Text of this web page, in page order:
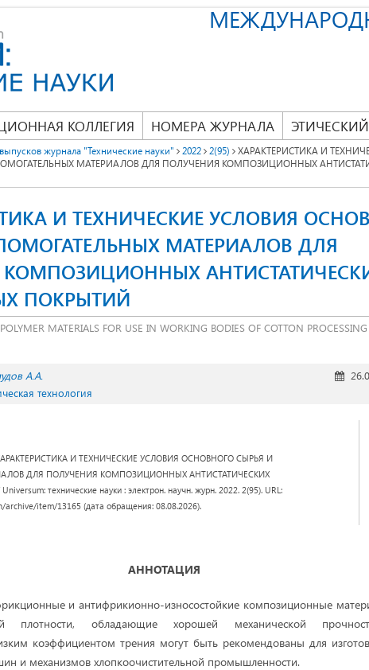
КОЛЛЕГИЯ НОМЕРА ЖУРНАЛА
журнала "Технические науки" 2022 2(95)
ХАРАКТЕРИСТИКА И
МАТЕРИАЛОВ ДЛЯ ПОЛУЧЕНИЯ КОМПОЗИЦИОННЫХ
И ТЕХНИЧЕСКИЕ УСЛОВИЯ
МАТЕРИАЛОВ ДЛЯ
ПОКРЫТИЙ
MATERIALS FOR USE IN WORKING BODIES OF COTTON
А.А.
технология
И ТЕХНИЧЕСКИЕ УСЛОВИЯ ОСНОВНОГО СЫРЬЯ И
ДЛЯ ПОЛУЧЕНИЯ КОМПОЗИЦИОННЫХ АНТИСТАТИЧЕСКИХ
технические науки : электрон. научн. журн. 2022. 2(95). URL:
item/13165 (дата обращения: 08.08.2026).
АННОТАЦИЯ
и антифрикионно-износостойкие композиционные
плотности, обладающие хорошей механи­ческой
коэффициентом трения могут быть рекомендованы для
и механизмов хлопкоочистительной промышленности.